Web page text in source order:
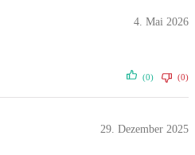
4. Mai 2026
(0) (0)
29. Dezember 2025